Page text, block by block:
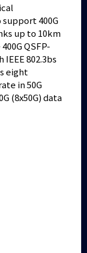
400G
up to 10km
QSFP-
802.3bs
eight
in 50G
(8x50G) data